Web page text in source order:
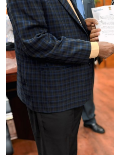
मनोरंजन
हिमाचली व्यंजन